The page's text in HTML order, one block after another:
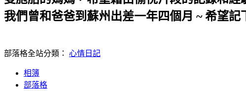
我們曾和爸爸到蘇州出差一年四個月 ~ 希望記
部落格全站分類： 心情日記
相簿
部落格